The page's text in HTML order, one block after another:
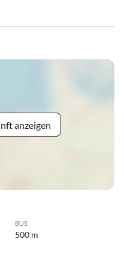
anzeigen
BUS
500 m